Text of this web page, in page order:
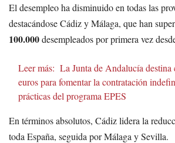
El desempleo ha disminuido en todas las
destacándose Cádiz y Málaga, que han
100.000desempleados por primera vez
Leer más: La Junta de Andalucía
euros para fomentar la contratación
prácticas del programa EPES
En términos absolutos, Cádiz lidera la
toda España, seguida por Málaga y Sevilla.